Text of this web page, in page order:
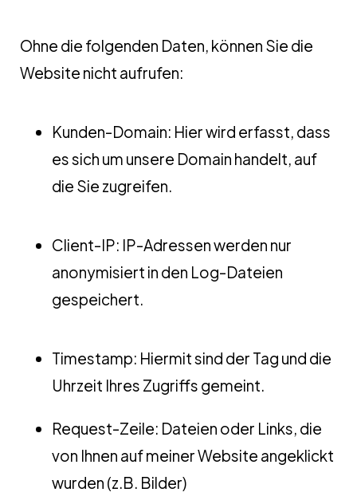
Ohne die folgenden Daten, können Sie die
Website nicht aufrufen:
Kunden-Domain: Hier wird erfasst, dass
es sich um unsere Domain handelt, auf
die Sie zugreifen.
Client-IP: IP-Adressen werden nur
anonymisiert in den Log-Dateien
gespeichert.
Timestamp: Hiermit sind der Tag und die
Uhrzeit Ihres Zugriffs gemeint.
Request-Zeile: Dateien oder Links, die
von Ihnen auf meiner Website angeklickt
wurden (z.B. Bilder)